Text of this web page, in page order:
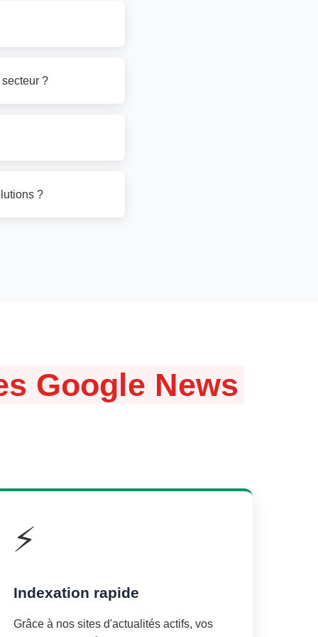
?
?
Google News
⚡
Indexation rapide
Grâce à nos sites d'actualités actifs, vos